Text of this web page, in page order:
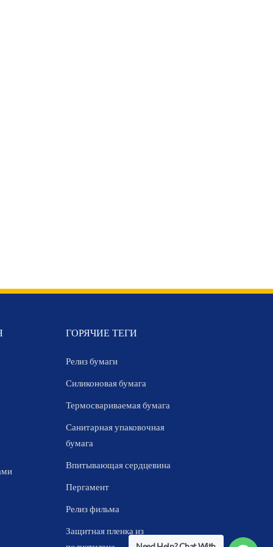
ГОРЯЧИЕ ТЕГИ
Релиз бумаги
Силиконовая бумага
Термосвариваемая бумага
Санитарная упаковочная
бумага
Впитывающая сердцевина
Пергамент
Релиз фильма
Защитная пленка из